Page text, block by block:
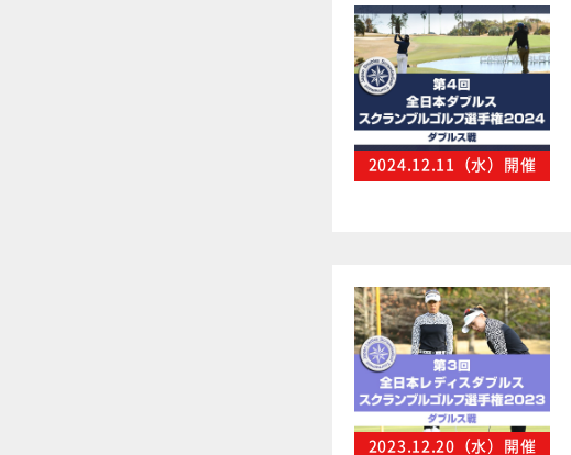
2024.12.11（水）開催
2023.12.20（水）開催